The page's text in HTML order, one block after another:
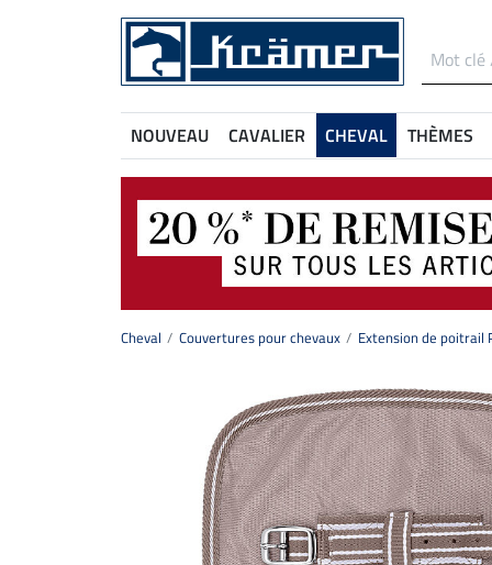
NOUVEAU CAVALIER CHEVAL THÈMES
Cheval Couvertures pour chevaux Extension de poitrail